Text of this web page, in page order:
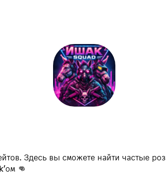
Здесь вы сможете найти частые
👊